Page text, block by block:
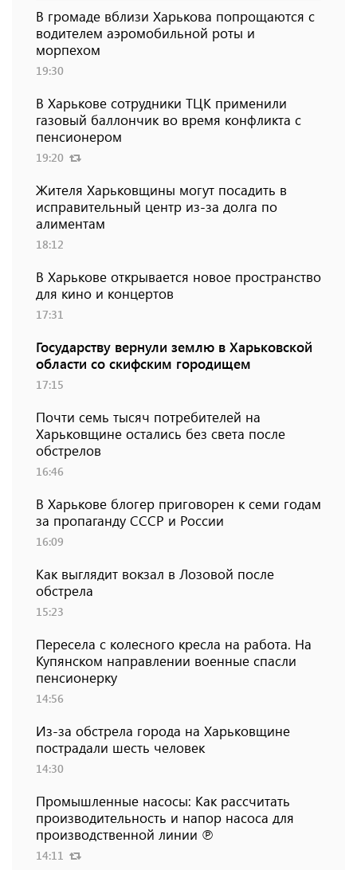
В громаде вблизи Харькова попрощаются с
водителем аэромобильной роты и
морпехом
19:30
В Харькове сотрудники ТЦК применили
газовый баллончик во время конфликта с
пенсионером
19:20
Жителя Харьковщины могут посадить в
исправительный центр из-за долга по
алиментам
18:12
В Харькове открывается новое пространство
для кино и концертов
17:31
Государству вернули землю в Харьковской
области со скифским городищем
17:15
Почти семь тысяч потребителей на
Харьковщине остались без света после
обстрелов
16:46
В Харькове блогер приговорен к семи годам
за пропаганду СССР и России
16:09
Как выглядит вокзал в Лозовой после
обстрела
15:23
Пересела с колесного кресла на работа. На
Купянском направлении военные спасли
пенсионерку
14:56
Из-за обстрела города на Харьковщине
пострадали шесть человек
14:30
Промышленные насосы: Как рассчитать
производительность и напор насоса для
производственной линии ℗
14:11